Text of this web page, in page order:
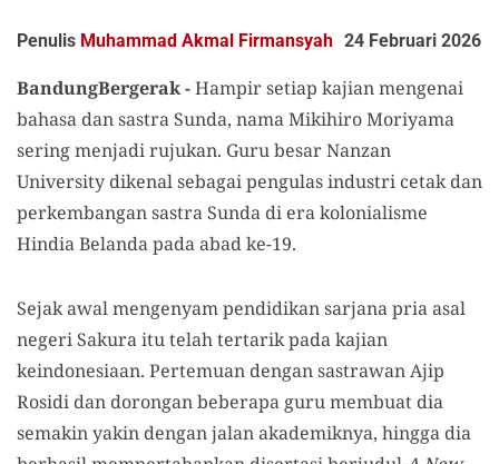
Penulis Muhammad Akmal Firmansyah 24 Februari 2026
BandungBergerak -Hampir setiap kajian mengenai
bahasa dan sastra Sunda, nama Mikihiro Moriyama
sering menjadi rujukan. Guru besar Nanzan
University dikenal sebagai pengulas industri cetak dan
perkembangan sastra Sunda di era kolonialisme
Hindia Belanda pada abad ke-19.
Sejak awal mengenyam pendidikan sarjana pria asal
negeri Sakura itu telah tertarik pada kajian
keindonesiaan. Pertemuan dengan sastrawan Ajip
Rosidi dan dorongan beberapa guru membuat dia
semakin yakin dengan jalan akademiknya, hingga dia